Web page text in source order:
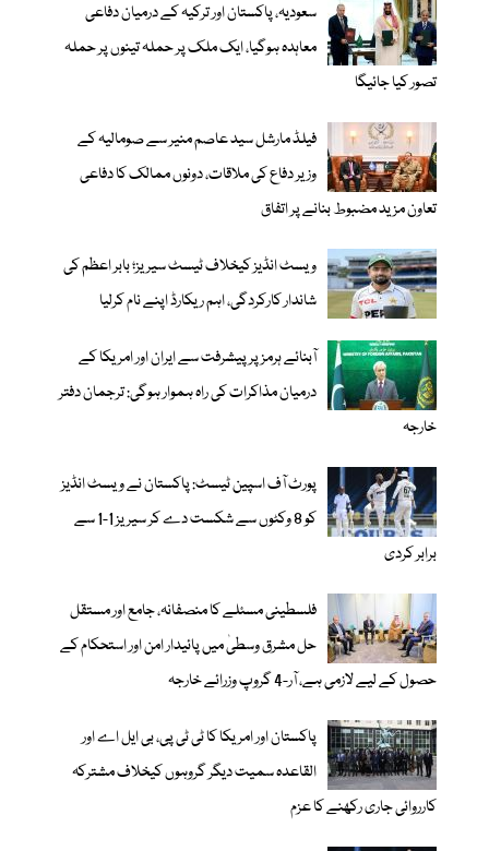
سعودیہ، پاکستان اور ترکیہ کے درمیان دفاعی
معاہدہ ہوگیا، ایک ملک پر حملہ تینوں پر حملہ
تصور کیا جائیگا
فیلڈ مارشل سید عاصم منیر سے صومالیہ کے
وزیر دفاع کی ملاقات، دونوں ممالک کا دفاعی
تعاون مزید مضبوط بنانے پر اتفاق
ویسٹ انڈیز کیخلاف ٹیسٹ سیریز؛ بابر اعظم کی
شاندار کارکردگی، اہم ریکارڈ اپنے نام کرلیا
آبنائے ہرمز پر پیشرفت سے ایران اور امریکا کے
درمیان مذاکرات کی راہ ہموار ہوگی: ترجمان دفتر
خارجہ
پورٹ آف اسپین ٹیسٹ: پاکستان نے ویسٹ انڈیز
کو 8 وکٹوں سے شکست دے کر سیریز 1-1 سے
برابر کردی
فلسطینی مسئلے کا منصفانہ، جامع اور مستقل
حل مشرق وسطیٰ میں پائیدار امن اور استحکام کے
حصول کے لیے لازمی ہے، آر-4 گروپ وزرائے خارجہ
پاکستان اور امریکا کا ٹی ٹی پی، بی ایل اے اور
القاعدہ سمیت دیگر گروہوں کیخلاف مشترکہ
کارروائی جاری رکھنے کا عزم